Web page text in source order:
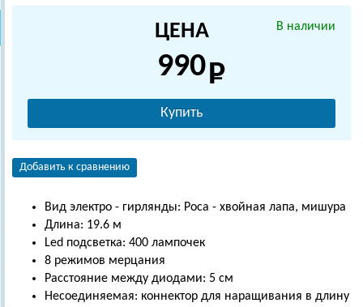
В наличии
ЦЕНА
990
Купить
Добавить к сравнению
Вид электро - гирлянды: Роса - хвойная лапа, мишура
Длина: 19.6 м
Led подсветка: 400 лампочек
8 режимов мерцания
Расстояние между диодами: 5 см
Несоединяемая: коннектор для наращивания в длину